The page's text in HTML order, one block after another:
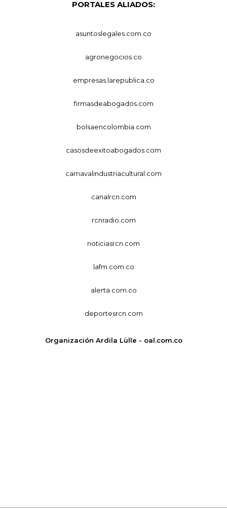
PORTALES ALIADOS:
asuntoslegales.com.co
agronegocios.co
empresas.larepublica.co
firmasdeabogados.com
bolsaencolombia.com
casosdeexitoabogados.com
carnavalindustriacultural.com
canalrcn.com
rcnradio.com
noticiasrcn.com
lafm.com.co
alerta.com.co
deportesrcn.com
Organización Ardila Lülle - oal.com.co